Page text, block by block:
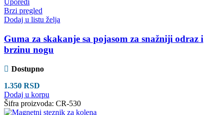
Uporedi
Brzi pregled
Dodaj u listu želja
Guma za skakanje sa pojasom za snažniji odraz i
brzinu nogu
Dostupno
1.350 RSD
Dodaj u korpu
Šifra proizvoda: CR-530